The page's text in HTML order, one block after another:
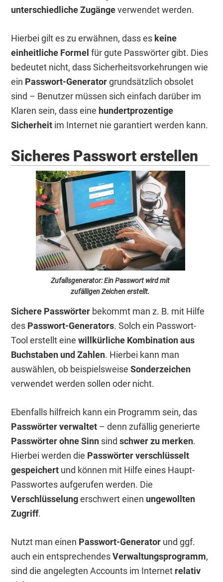
unterschiedliche Zugängeverwendet werden.
Hierbei gilt es zu erwähnen, dass es keine
einheitliche Formel für gute Passwörter gibt. Dies
bedeutet nicht, dass Sicherheitsvorkehrungen wie
ein Passwort-Generatorgrundsätzlich obsolet
sind – Benutzer müssen sich einfach darüber im
Klaren sein, dass eine hundertprozentige
Sicherheit im Internet nie garantiert werden kann.
Sicheres Passwort erstellen
Zufallsgenerator: Ein Passwort wird mit
zufälligen Zeichen erstellt.
Sichere Passwörter bekommt man z. B. mit Hilfe
des Passwort-Generators. Solch ein Passwort-
Tool erstellt einewillkürliche Kombination aus
Buchstaben und Zahlen. Hierbei kann man
auswählen, ob beispielsweiseSonderzeichen
verwendet werden sollen oder nicht.
Ebenfalls hilfreich kann ein Programm sein, das
Passwörter verwaltet – denn zufällig generierte
Passwörter ohne Sinn sindschwer zu merken.
Hierbei werden die Passwörter verschlüsselt
gespeichert und können mit Hilfe eines Haupt-
Passwortes aufgerufen werden. Die
Verschlüsselungerschwert einen ungewollten
Zugriff.
Nutzt man einen Passwort-Generator und ggf.
auch ein entsprechendesVerwaltungsprogramm,
sind die angelegten Accounts im Internet relativ